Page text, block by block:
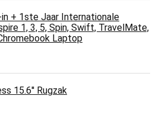
in + 1ste Jaar Internationale
1, 3, 5, Spin, Swift, TravelMate,
Laptop
15.6'' Rugzak